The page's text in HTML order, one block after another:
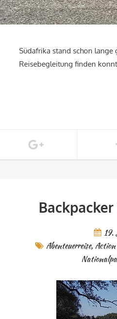
Südafrika stand schon lange
Reisebegleitung finden
19.
Abenteuerreise,